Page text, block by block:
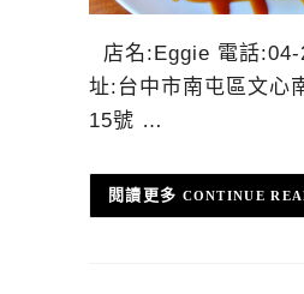
店名:Eggie 電話:04-
址:台中市南屯區文心
15號 …
CONTINUE